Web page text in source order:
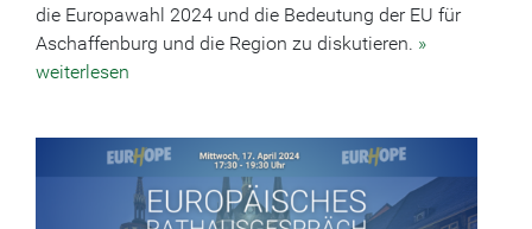
die Europawahl 2024 und die Bedeutung der EU für
Aschaffenburg und die Region zu diskutieren. »
weiterlesen